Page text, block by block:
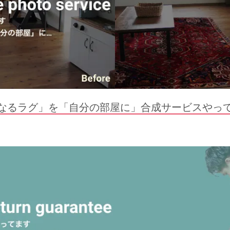
るラグ」を「自分の部屋に」合成サービスやっ